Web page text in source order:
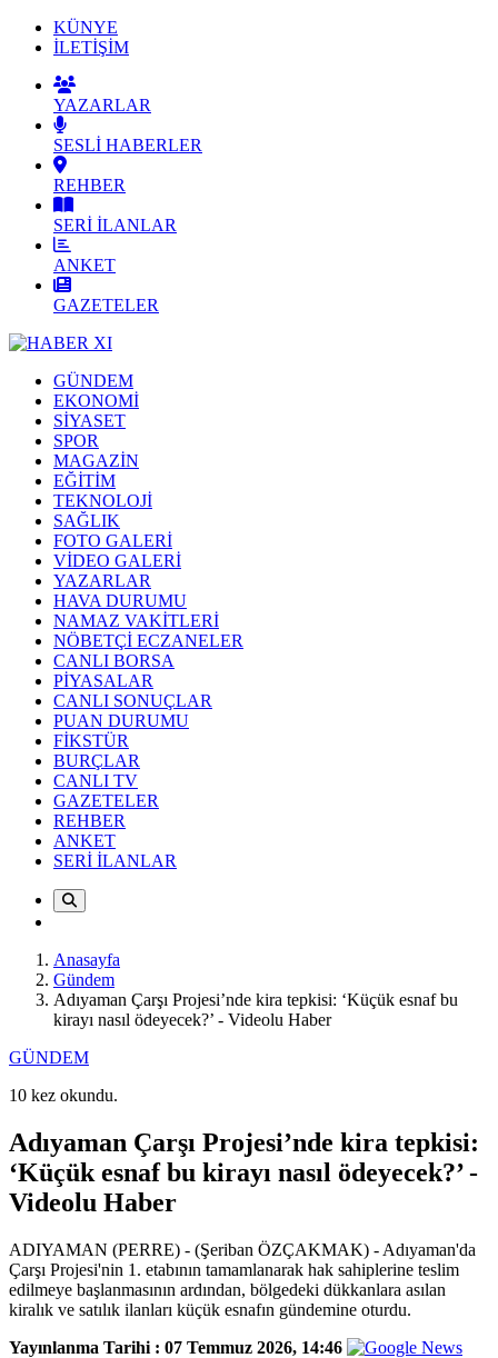
KÜNYE
İLETİŞİM
YAZARLAR
SESLİ HABERLER
REHBER
SERİ İLANLAR
ANKET
GAZETELER
GÜNDEM
EKONOMİ
SİYASET
SPOR
MAGAZİN
EĞİTİM
TEKNOLOJİ
SAĞLIK
FOTO GALERİ
VİDEO GALERİ
YAZARLAR
HAVA DURUMU
NAMAZ VAKİTLERİ
NÖBETÇİ ECZANELER
CANLI BORSA
PİYASALAR
CANLI SONUÇLAR
PUAN DURUMU
FİKSTÜR
BURÇLAR
CANLI TV
GAZETELER
REHBER
ANKET
SERİ İLANLAR
Anasayfa
Gündem
Adıyaman Çarşı Projesi’nde kira tepkisi: ‘Küçük esnaf bu
kirayı nasıl ödeyecek?’ - Videolu Haber
GÜNDEM
10 kez okundu.
Adıyaman Çarşı Projesi’nde kira tepkisi:
‘Küçük esnaf bu kirayı nasıl ödeyecek?’ -
Videolu Haber
ADIYAMAN (PERRE) - (Şeriban ÖZÇAKMAK) - Adıyaman'da
Çarşı Projesi'nin 1. etabının tamamlanarak hak sahiplerine teslim
edilmeye başlanmasının ardından, bölgedeki dükkanlara asılan
kiralık ve satılık ilanları küçük esnafın gündemine oturdu.
Yayınlanma Tarihi : 07 Temmuz 2026, 14:46